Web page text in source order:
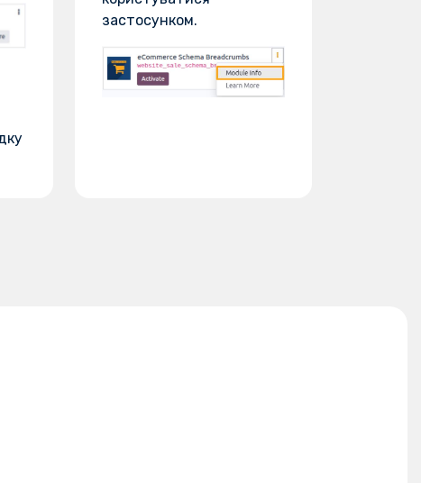
застосунком.